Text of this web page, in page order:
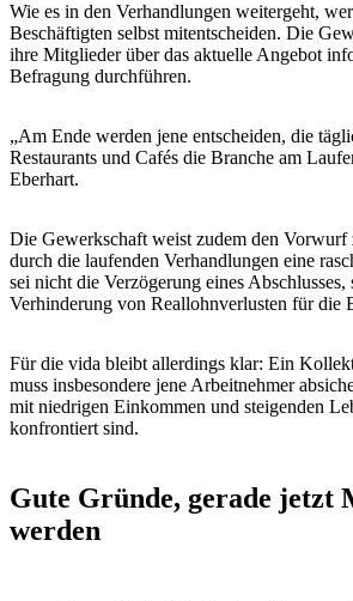
Wie es in den Verhandlungen weitergeht,
Beschäftigten selbst mitentscheiden. Die
ihre Mitglieder über das aktuelle Angebot
Befragung durchführen.
„Am Ende werden jene entscheiden, die
Restaurants und Cafés die Branche am
Eberhart.
Die Gewerkschaft weist zudem den Vorwurf
durch die laufenden Verhandlungen eine
sei nicht die Verzögerung eines Abschlusses,
Verhinderung von Reallohnverlusten für die
Für die vida bleibt allerdings klar: Ein
muss insbesondere jene Arbeitnehmer
mit niedrigen Einkommen und steigenden
konfrontiert sind.
Gute Gründe, gerade jetzt
werden